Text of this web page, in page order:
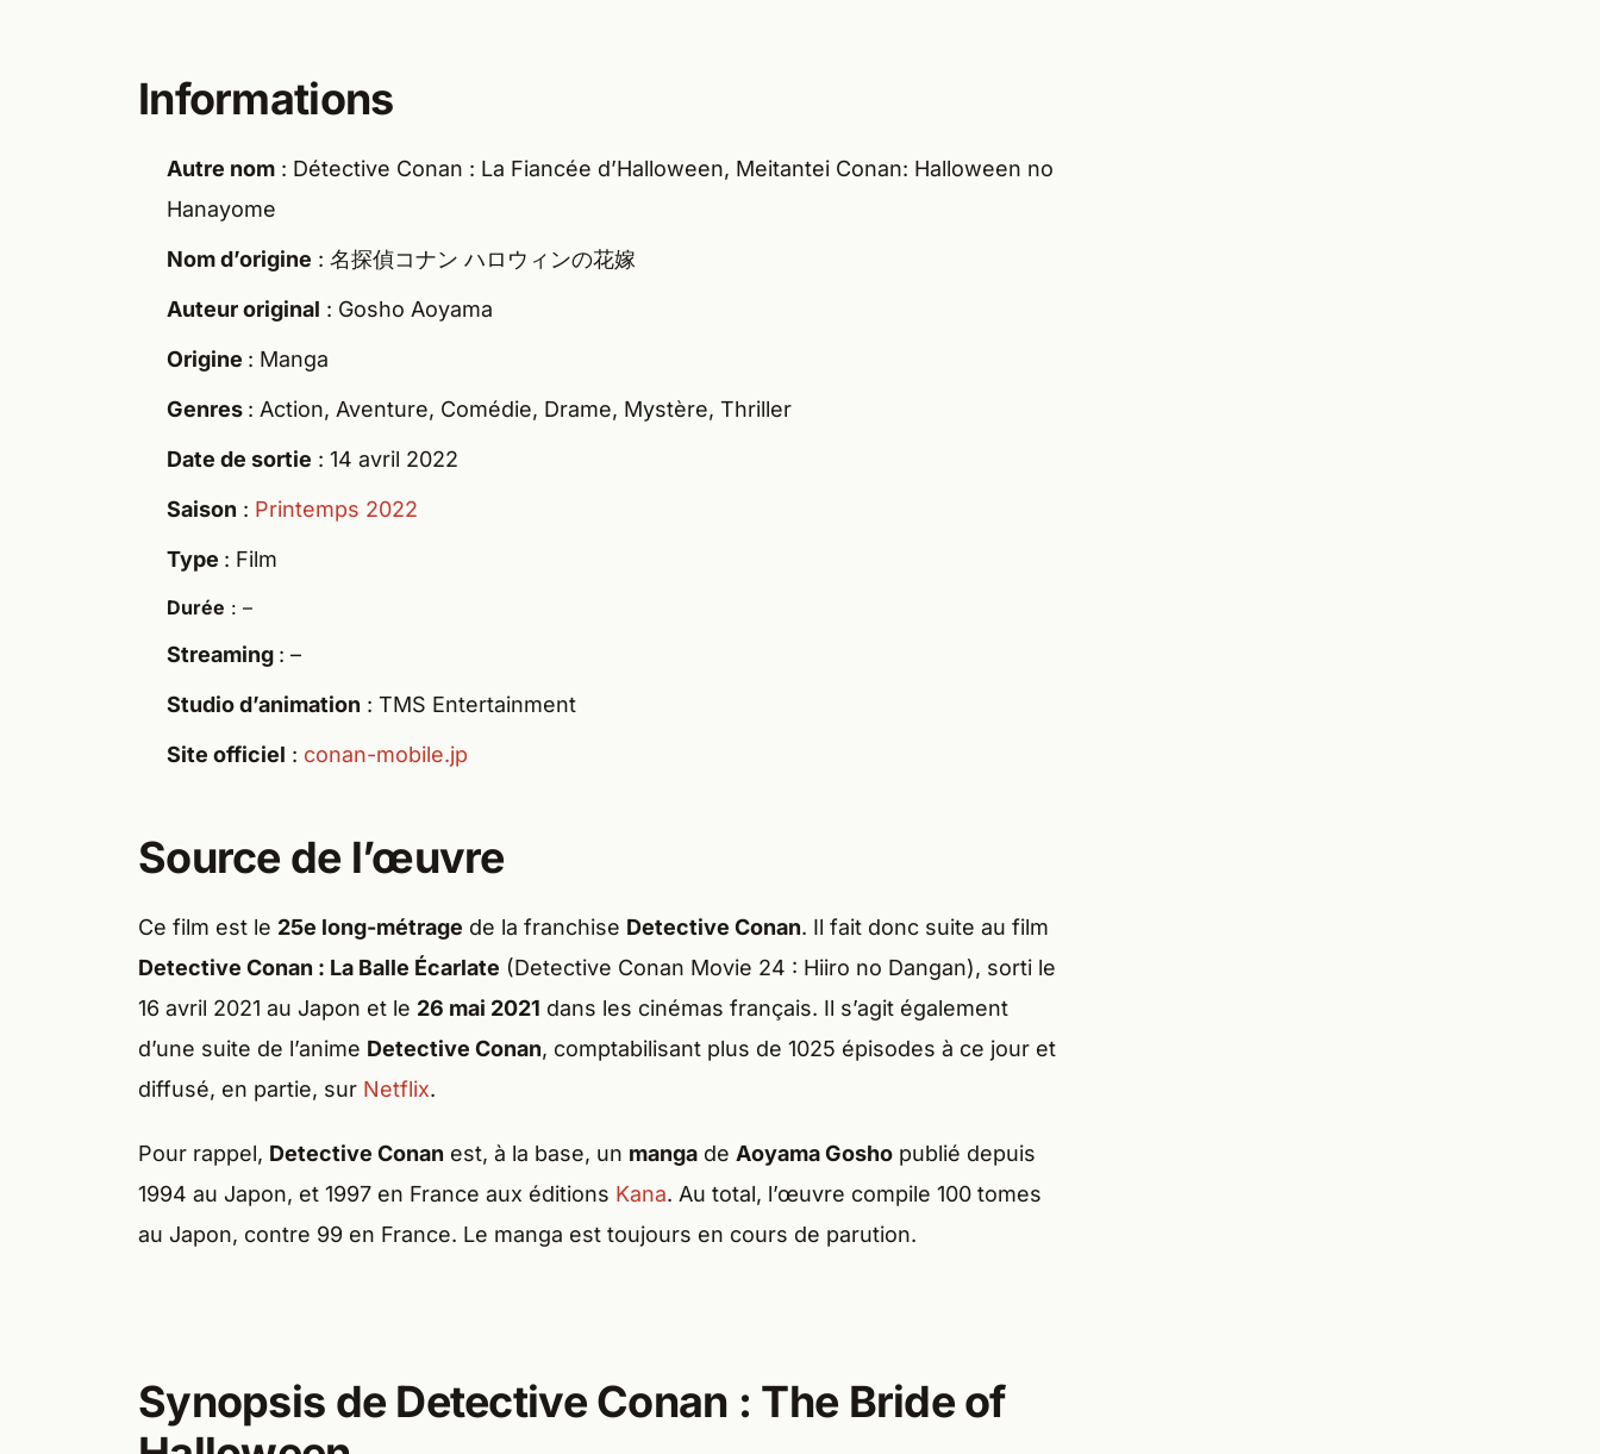
Informations
Autre nom : Détective Conan : La Fiancée d’Halloween, Meitantei Conan: Halloween no
Hanayome
Nom d’origine : 名探偵コナン ハロウィンの花嫁
Auteur original : Gosho Aoyama
Origine : Manga
Genres : Action, Aventure, Comédie, Drame, Mystère, Thriller
Date de sortie : 14 avril 2022
Saison : Printemps 2022
Type : Film
Durée : –
Streaming : –
Studio d’animation : TMS Entertainment
Site officiel : conan-mobile.jp
Source de l’œuvre
Ce film est le 25e long-métrage de la franchise Detective Conan. Il fait donc suite au film
Detective Conan : La Balle Écarlate (Detective Conan Movie 24 : Hiiro no Dangan), sorti le
16 avril 2021 au Japon et le 26 mai 2021 dans les cinémas français. Il s’agit également
d’une suite de l’anime Detective Conan, comptabilisant plus de 1025 épisodes à ce jour et
diffusé, en partie, sur Netflix.
Pour rappel, Detective Conan est, à la base, un manga de Aoyama Gosho publié depuis
1994 au Japon, et 1997 en France aux éditions Kana. Au total, l’œuvre compile 100 tomes
au Japon, contre 99 en France. Le manga est toujours en cours de parution.
Synopsis de Detective Conan : The Bride of